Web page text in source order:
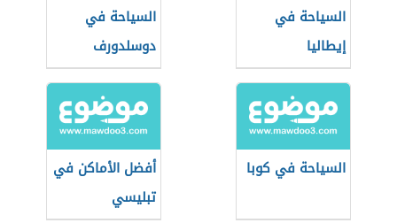
السياحة في
إيطاليا
السياحة في
دوسلدورف
السياحة في كوبا
أفضل الأماكن في
تبليسي